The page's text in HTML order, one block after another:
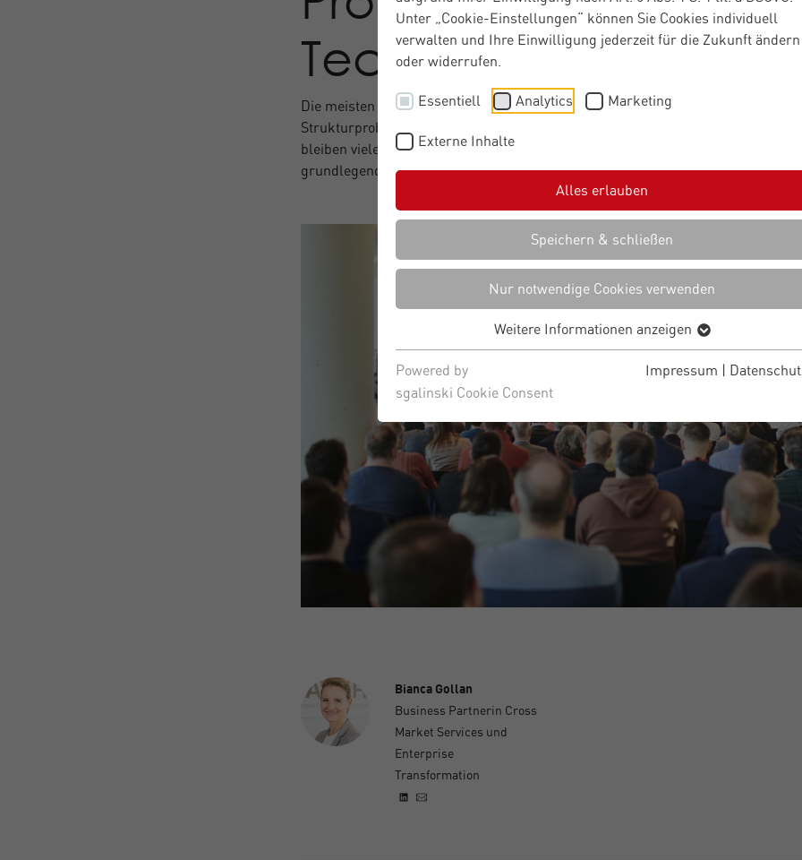
Unter „Cookie-Einstellungen“ können Sie Cookies individuell
verwalten und Ihre Einwilligung jederzeit für die Zukunft ändern
oder widerrufen.
Essentiell Analytics Marketing
Externe Inhalte
Alles erlauben
Speichern & schließen
Nur notwendige Cookies verwenden
Weitere Informationen anzeigen
Powered by
sgalinski Cookie Consent
Impressum |
Technologie
Die meisten Unternehmen haben kein Technologieproblem im Service
Strukturproblem. Plattformen sind da. KI ist verfügbar. Tools sind
bleiben viele Organisationen hinter ihren Möglichkeiten zurück. Warum das so
grundlegend verändert – wurde auf der ESM Connect am 25. Februar 2026 in
Bianca Gollan
Business Partnerin Cross
Market Services und
Enterprise
Transformation